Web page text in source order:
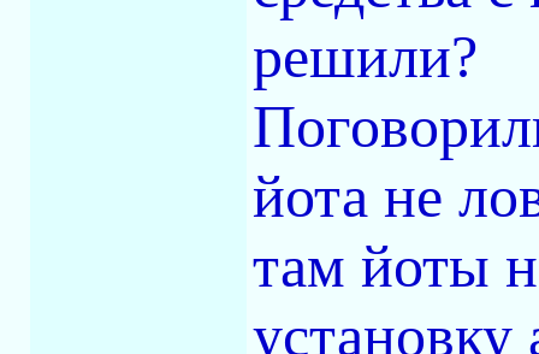
решили?
йота не
там йоты